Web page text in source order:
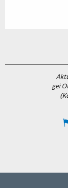
gei